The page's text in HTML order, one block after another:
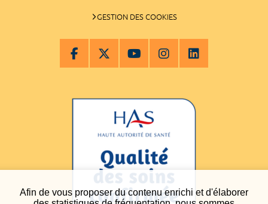
Afin de vous proposer du contenu enrichi et d'élaborer
GESTION DES COOKIES